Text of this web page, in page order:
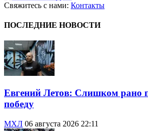
Свяжитесь с нами: Контакты
ПОСЛЕДНИЕ НОВОСТИ
Евгений Летов: Слишком рано
победу
МХЛ 06 августа 2026 22:11